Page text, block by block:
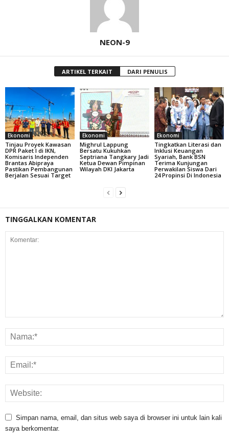
NEON-9
ARTIKEL TERKAIT DARI PENULIS
Ekonomi
Tinjau Proyek Kawasan
DPR Paket I di IKN,
Komisaris Independen
Brantas Abipraya
Pastikan Pembangunan
Berjalan Sesuai Target
Ekonomi
Mighrul Lappung
Bersatu Kukuhkan
Septriana Tangkary Jadi
Ketua Dewan Pimpinan
Wilayah DKI Jakarta
Ekonomi
Tingkatkan Literasi dan
Inklusi Keuangan
Syariah, Bank BSN
Terima Kunjungan
Perwakilan Siswa Dari
24 Propinsi Di Indonesia
TINGGALKAN KOMENTAR
Simpan nama, email, dan situs web saya di browser ini untuk lain kali
saya berkomentar.